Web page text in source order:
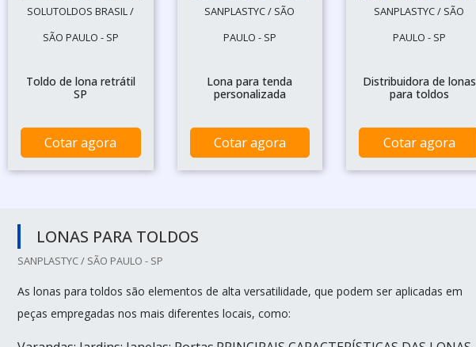
SOLUTOLDOS BRASIL /
SÃO PAULO - SP
Toldo de lona retrátil
SP
Cotar agora
SANPLASTYC / SÃO
PAULO - SP
Lona para tenda
personalizada
Cotar agora
SANPLASTYC / SÃO
PAULO - SP
Distribuidora de lonas
para toldos
Cotar agora
LONAS PARA TOLDOS
SANPLASTYC / SÃO PAULO - SP
As lonas para toldos são elementos de alta versatilidade, que podem ser aplicadas em
peças empregadas nos mais diferentes locais, como: